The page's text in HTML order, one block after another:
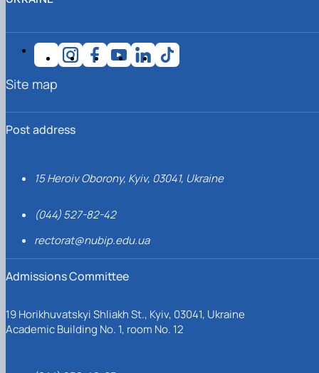
Post address
15 Heroiv Oborony, Kyiv, 03041, Ukraine
(044) 527-82-42
rectorat@nubip.edu.ua
Admissions Committee
19 Horikhuvatskyi Shliakh St., Kyiv, 03041, Ukraine
Academic Building No. 1, room No. 12
Site map